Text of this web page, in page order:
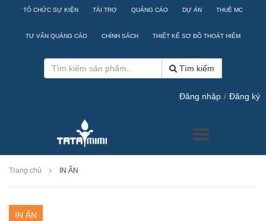
TỔ CHỨC SỰ KIỆN TÀI TRỢ QUẢNG CÁO DỰ ÁN THUÊ MC
TƯ VẤN QUẢNG CÁO CHÍNH SÁCH THIẾT KẾ SƠ ĐỒ THOÁT HIỂM
Tìm kiếm
Đăng nhập / Đăng ký
Trang chủ IN ẤN
IN ẤN